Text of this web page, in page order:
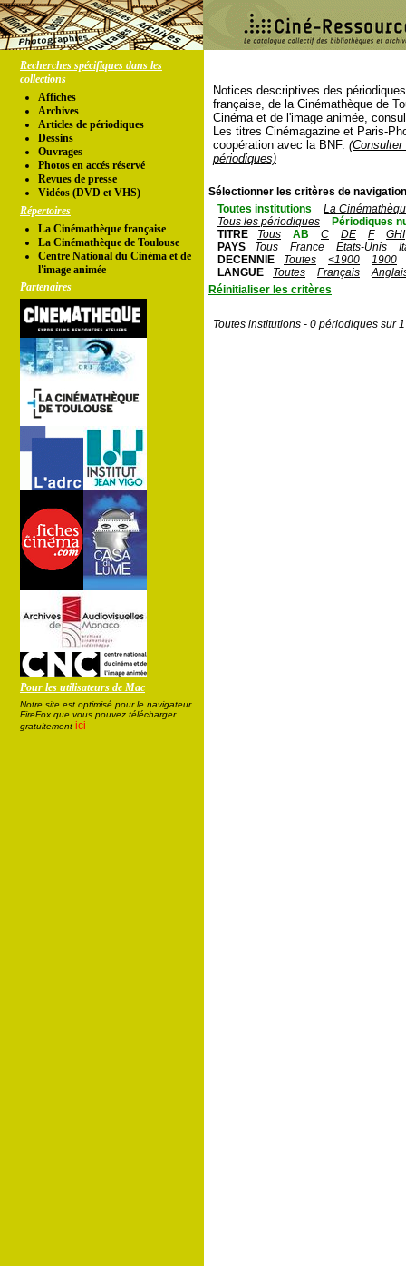
Recherches spécifiques dans les
collections
Affiches
Archives
Articles de périodiques
Dessins
Ouvrages
Photos en accés réservé
Revues de presse
Vidéos (DVD et VHS)
Répertoires
La Cinémathèque française
La Cinémathèque de Toulouse
Centre National du Cinéma et de
l'image animée
Partenaires
Pour les utilisateurs de Mac
Notre site est optimisé pour le navigateur
FireFox que vous pouvez télécharger
gratuitement ici
Notices descriptives des
française, de la Cinémathèque de
Cinéma et de l'image animée,
Les titres Cinémagazine et Paris-
coopération avec la BNF.
périodiques)
Sélectionner les critères de
Toutes institutions
La
Tous les périodiques
Périodiques
TITRE
Tous AB C DE F
GHI
PAYS
Tous France Etats-Unis
DECENNIE
Toutes <1900
1900
LANGUE
Toutes Français
Réinitialiser les critères
Toutes institutions - 0 périodiques sur